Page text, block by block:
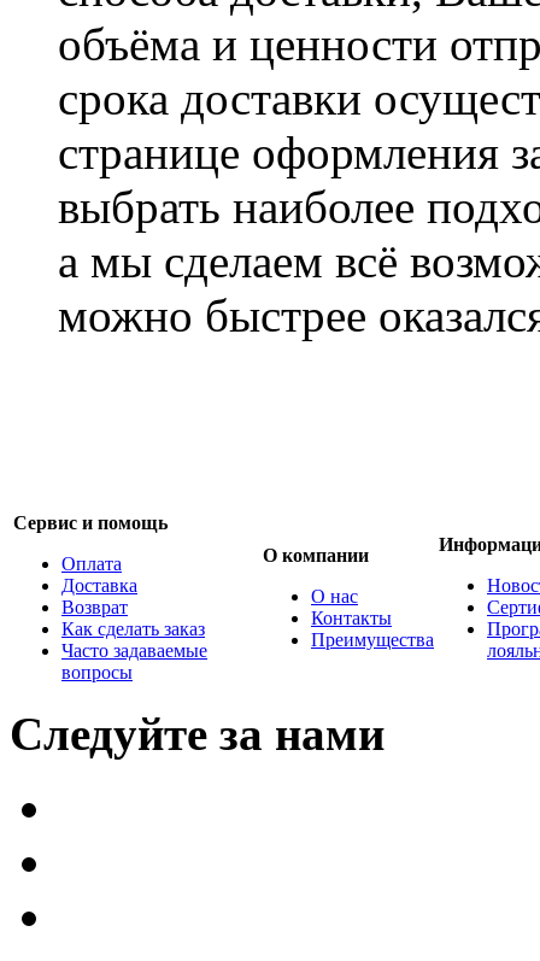
объёма и ценности
срока доставки
странице оформления
выбрать наиболее
а мы сделаем всё
можно быстрее
Сервис и помощь
Оплата
Доставка
Возврат
Как сделать заказ
Часто задаваемые
вопросы
О компании
О нас
Контакты
Преимущества
Следуйте за нами